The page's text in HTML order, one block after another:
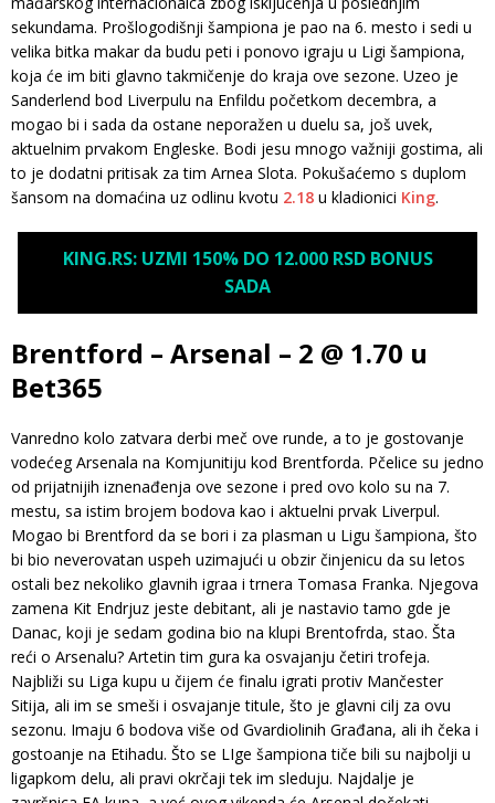
sekundama. Prošlogodišnji šampiona je pao na 6. mesto i sedi u
velika bitka makar da budu peti i ponovo igraju u Ligi šampiona,
koja će im biti glavno takmičenje do kraja ove sezone. Uzeo je
Sanderlend bod Liverpulu na Enfildu početkom decembra, a
mogao bi i sada da ostane neporažen u duelu sa, još uvek,
aktuelnim prvakom Engleske. Bodi jesu mnogo važniji gostima, ali
to je dodatni pritisak za tim Arnea Slota. Pokušaćemo s duplom
šansom na domaćina uz odlinu kvotu 2.18 u kladionici King.
KING.RS: UZMI 150% DO 12.000 RSD BONUS
SADA
Brentford – Arsenal – 2 @ 1.70 u
Bet365
Vanredno kolo zatvara derbi meč ove runde, a to je gostovanje
vodećeg Arsenala na Komjunitiju kod Brentforda. Pčelice su jedno
od prijatnijih iznenađenja ove sezone i pred ovo kolo su na 7.
mestu, sa istim brojem bodova kao i aktuelni prvak Liverpul.
Mogao bi Brentford da se bori i za plasman u Ligu šampiona, što
bi bio neverovatan uspeh uzimajući u obzir činjenicu da su letos
ostali bez nekoliko glavnih igraa i trnera Tomasa Franka. Njegova
zamena Kit Endrjuz jeste debitant, ali je nastavio tamo gde je
Danac, koji je sedam godina bio na klupi Brentofrda, stao. Šta
reći o Arsenalu? Artetin tim gura ka osvajanju četiri trofeja.
Najbliži su Liga kupu u čijem će finalu igrati protiv Mančester
Sitija, ali im se smeši i osvajanje titule, što je glavni cilj za ovu
sezonu. Imaju 6 bodova više od Gvardiolinih Građana, ali ih čeka i
gostoanje na Etihadu. Što se LIge šampiona tiče bili su najbolji u
ligapkom delu, ali pravi okrčaji tek im sleduju. Najdalje je